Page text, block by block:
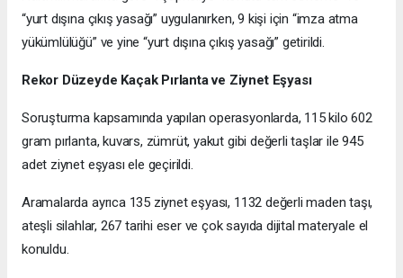
“yurt dışına çıkış yasağı” uygulanırken, 9 kişi için “imza atma
yükümlülüğü” ve yine “yurt dışına çıkış yasağı” getirildi.
Rekor Düzeyde Kaçak Pırlanta ve Ziynet Eşyası
Soruşturma kapsamında yapılan operasyonlarda, 115 kilo 602
gram pırlanta, kuvars, zümrüt, yakut gibi değerli taşlar ile 945
adet ziynet eşyası ele geçirildi.
Aramalarda ayrıca 135 ziynet eşyası, 1132 değerli maden taşı,
ateşli silahlar, 267 tarihi eser ve çok sayıda dijital materyale el
konuldu.